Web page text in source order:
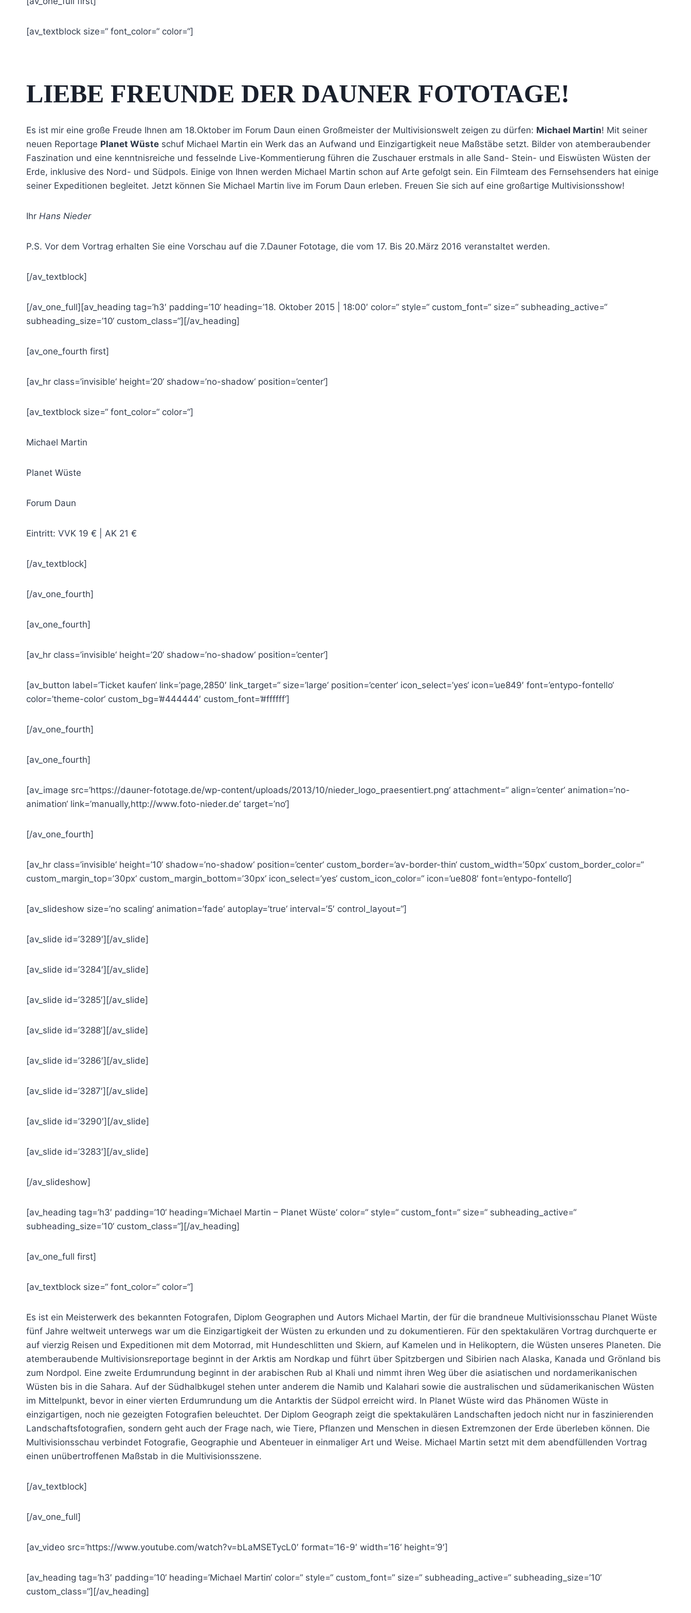
[av_textblock size=“ font_color=“ color=“]
LIEBE FREUNDE DER DAUNER FOTOTAGE!
Es ist mir eine große Freude Ihnen am 18.Oktober im Forum Daun einen Großmeister der Multivisionswelt zeigen zu dürfen: Michael Martin! Mit seiner
neuen Reportage Planet Wüste schuf Michael Martin ein Werk das an Aufwand und Einzigartigkeit neue Maßstäbe setzt. Bilder von atemberaubender
Faszination und eine kenntnisreiche und fesselnde Live-Kommentierung führen die Zuschauer erstmals in alle Sand- Stein- und Eiswüsten Wüsten der
Erde, inklusive des Nord- und Südpols. Einige von Ihnen werden Michael Martin schon auf Arte gefolgt sein. Ein Filmteam des Fernsehsenders hat einige
seiner Expeditionen begleitet. Jetzt können Sie Michael Martin live im Forum Daun erleben. Freuen Sie sich auf eine großartige Multivisionsshow!
Ihr Hans Nieder
P.S. Vor dem Vortrag erhalten Sie eine Vorschau auf die 7.Dauner Fototage, die vom 17. Bis 20.März 2016 veranstaltet werden.
[/av_textblock]
[/av_one_full][av_heading tag=’h3′ padding=’10‘ heading=’18. Oktober 2015 | 18:00′ color=“ style=“ custom_font=“ size=“ subheading_active=“
subheading_size=’10‘ custom_class=“][/av_heading]
[av_one_fourth first]
[av_hr class=’invisible‘ height=’20‘ shadow=’no-shadow‘ position=’center‘]
[av_textblock size=“ font_color=“ color=“]
Michael Martin
Planet Wüste
Forum Daun
Eintritt: VVK 19 € | AK 21 €
[/av_textblock]
[/av_one_fourth]
[av_one_fourth]
[av_hr class=’invisible‘ height=’20‘ shadow=’no-shadow‘ position=’center‘]
[av_button label=’Ticket kaufen‘ link=’page,2850′ link_target=“ size=’large‘ position=’center‘ icon_select=’yes‘ icon=’ue849′ font=’entypo-fontello‘
color=’theme-color‘ custom_bg=’#444444′ custom_font=’#ffffff‘]
[/av_one_fourth]
[av_one_fourth]
[av_image src=’https://dauner-fototage.de/wp-content/uploads/2013/10/nieder_logo_praesentiert.png‘ attachment=“ align=’center‘ animation=’no-
animation‘ link=’manually,http://www.foto-nieder.de‘ target=’no‘]
[/av_one_fourth]
[av_hr class=’invisible‘ height=’10‘ shadow=’no-shadow‘ position=’center‘ custom_border=’av-border-thin‘ custom_width=’50px‘ custom_border_color=“
custom_margin_top=’30px‘ custom_margin_bottom=’30px‘ icon_select=’yes‘ custom_icon_color=“ icon=’ue808′ font=’entypo-fontello‘]
[av_slideshow size=’no scaling‘ animation=’fade‘ autoplay=’true‘ interval=’5′ control_layout=“]
[av_slide id=’3289′][/av_slide]
[av_slide id=’3284′][/av_slide]
[av_slide id=’3285′][/av_slide]
[av_slide id=’3288′][/av_slide]
[av_slide id=’3286′][/av_slide]
[av_slide id=’3287′][/av_slide]
[av_slide id=’3290′][/av_slide]
[av_slide id=’3283′][/av_slide]
[/av_slideshow]
[av_heading tag=’h3′ padding=’10‘ heading=’Michael Martin – Planet Wüste‘ color=“ style=“ custom_font=“ size=“ subheading_active=“
subheading_size=’10‘ custom_class=“][/av_heading]
[av_one_full first]
[av_textblock size=“ font_color=“ color=“]
Es ist ein Meisterwerk des bekannten Fotografen, Diplom Geographen und Autors Michael Martin, der für die brandneue Multivisionsschau Planet Wüste
fünf Jahre weltweit unterwegs war um die Einzigartigkeit der Wüsten zu erkunden und zu dokumentieren. Für den spektakulären Vortrag durchquerte er
auf vierzig Reisen und Expeditionen mit dem Motorrad, mit Hundeschlitten und Skiern, auf Kamelen und in Helikoptern, die Wüsten unseres Planeten. Die
atemberaubende Multivisionsreportage beginnt in der Arktis am Nordkap und führt über Spitzbergen und Sibirien nach Alaska, Kanada und Grönland bis
zum Nordpol. Eine zweite Erdumrundung beginnt in der arabischen Rub al Khali und nimmt ihren Weg über die asiatischen und nordamerikanischen
Wüsten bis in die Sahara. Auf der Südhalbkugel stehen unter anderem die Namib und Kalahari sowie die australischen und südamerikanischen Wüsten
im Mittelpunkt, bevor in einer vierten Erdumrundung um die Antarktis der Südpol erreicht wird. In Planet Wüste wird das Phänomen Wüste in
einzigartigen, noch nie gezeigten Fotografien beleuchtet. Der Diplom Geograph zeigt die spektakulären Landschaften jedoch nicht nur in faszinierenden
Landschaftsfotografien, sondern geht auch der Frage nach, wie Tiere, Pflanzen und Menschen in diesen Extremzonen der Erde überleben können. Die
Multivisionsschau verbindet Fotografie, Geographie und Abenteuer in einmaliger Art und Weise. Michael Martin setzt mit dem abendfüllenden Vortrag
einen unübertroffenen Maßstab in die Multivisionsszene.
[/av_textblock]
[/av_one_full]
[av_video src=’https://www.youtube.com/watch?v=bLaMSETycL0′ format=’16-9′ width=’16‘ height=’9′]
[av_heading tag=’h3′ padding=’10‘ heading=’Michael Martin‘ color=“ style=“ custom_font=“ size=“ subheading_active=“ subheading_size=’10‘
custom_class=“][/av_heading]